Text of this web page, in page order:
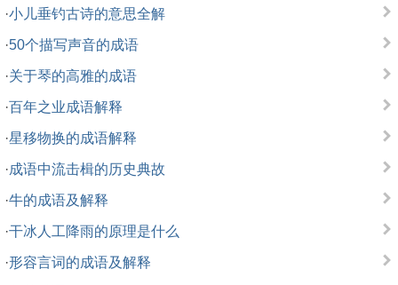
·小儿垂钓古诗的意思全解
·50个描写声音的成语
·关于琴的高雅的成语
·百年之业成语解释
·星移物换的成语解释
·成语中流击楫的历史典故
·牛的成语及解释
·干冰人工降雨的原理是什么
·形容言词的成语及解释